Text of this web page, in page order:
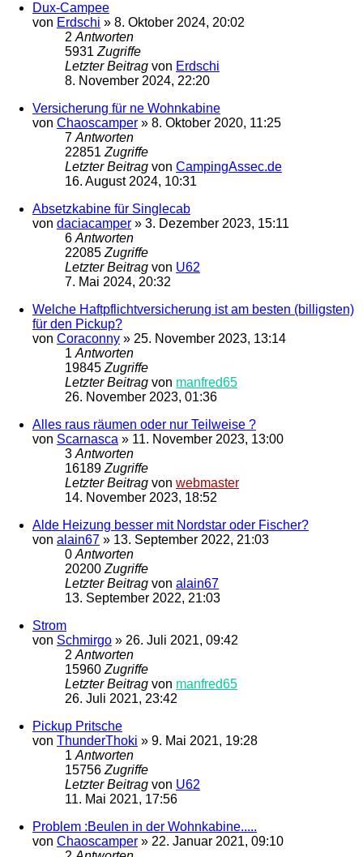
Dux-Campee
von Erdschi » 8. Oktober 2024, 20:02
2 Antworten
5931 Zugriffe
Letzter Beitrag von Erdschi
8. November 2024, 22:20
Versicherung für ne Wohnkabine
von Chaoscamper » 8. Oktober 2020, 11:25
7 Antworten
22851 Zugriffe
Letzter Beitrag von CampingAssec.de
16. August 2024, 10:31
Absetzkabine für Singlecab
von daciacamper » 3. Dezember 2023, 15:11
6 Antworten
22085 Zugriffe
Letzter Beitrag von U62
7. Mai 2024, 20:32
Welche Haftpflichtversicherung ist am besten (billigsten)
für den Pickup?
von Coraconny » 25. November 2023, 13:14
1 Antworten
19845 Zugriffe
Letzter Beitrag von manfred65
26. November 2023, 01:36
Alles raus räumen oder nur Teilweise ?
von Scarnasca » 11. November 2023, 13:00
3 Antworten
16189 Zugriffe
Letzter Beitrag von webmaster
14. November 2023, 18:52
Alde Heizung besser mit Nordstar oder Fischer?
von alain67 » 13. September 2022, 21:03
0 Antworten
20200 Zugriffe
Letzter Beitrag von alain67
13. September 2022, 21:03
Strom
von Schmirgo » 26. Juli 2021, 09:42
2 Antworten
15960 Zugriffe
Letzter Beitrag von manfred65
26. Juli 2021, 23:42
Pickup Pritsche
von ThunderThoki » 9. Mai 2021, 19:28
1 Antworten
15756 Zugriffe
Letzter Beitrag von U62
11. Mai 2021, 17:56
Problem :Beulen in der Wohnkabine.....
von Chaoscamper » 22. Januar 2021, 09:10